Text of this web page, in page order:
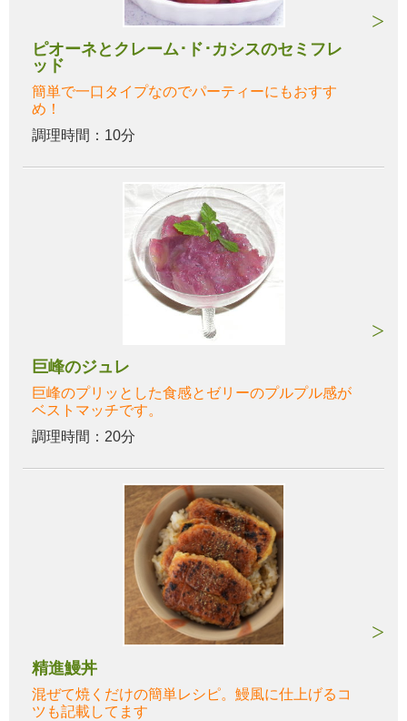
ピオーネとクレーム･ド･カシスのセミフレ
ッド
簡単で一口タイプなのでパーティーにもおすす
め！
調理時間：10分
巨峰のジュレ
巨峰のプリッとした食感とゼリーのプルプル感が
ベストマッチです。
調理時間：20分
精進鰻丼
混ぜて焼くだけの簡単レシピ。鰻風に仕上げるコ
ツも記載してます